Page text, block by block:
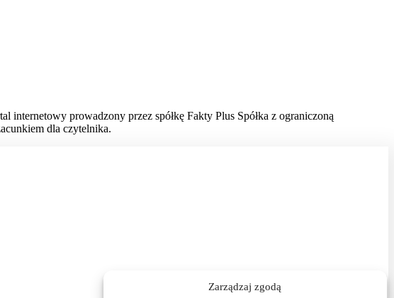
Zarządzaj zgodą
prowadzony przez spółkę Fakty Plus Spółka z ograniczoną
dla czytelnika.